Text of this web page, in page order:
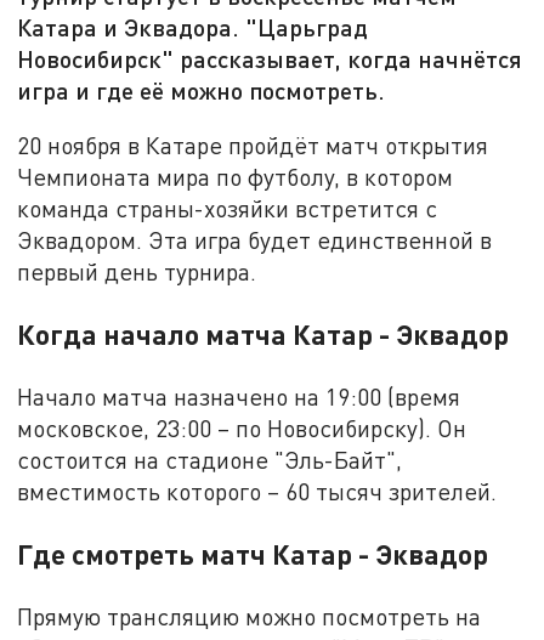
Катара и Эквадора. "Царьград
Новосибирск" рассказывает, когда начнётся
игра и где её можно посмотреть.
20 ноября в Катаре пройдёт матч открытия
Чемпионата мира по футболу, в котором
команда страны-хозяйки встретится с
Эквадором. Эта игра будет единственной в
первый день турнира.
Когда начало матча Катар - Эквадор
Начало матча назначено на 19:00 (время
московское, 23:00 – по Новосибирску). Он
состоится на стадионе "Эль-Байт",
вместимость которого – 60 тысяч зрителей.
Где смотреть матч Катар - Эквадор
Прямую трансляцию можно посмотреть на